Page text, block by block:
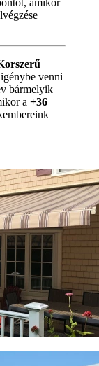
venni
bármelyik
a +36